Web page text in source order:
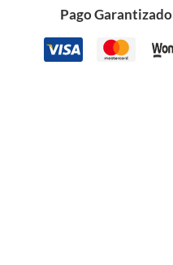
Pago Garantizado